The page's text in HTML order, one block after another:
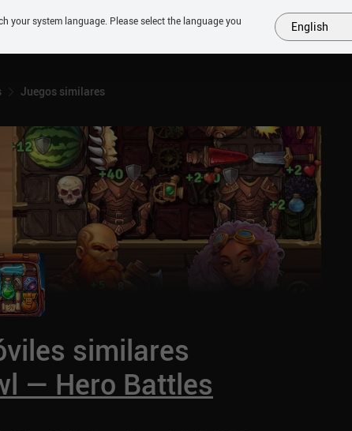
PRÓXIMOS SIMILARES COLECCIONES TOP
Juegos similares
similares
— Hero Battles
your system language. Please select the language you
English